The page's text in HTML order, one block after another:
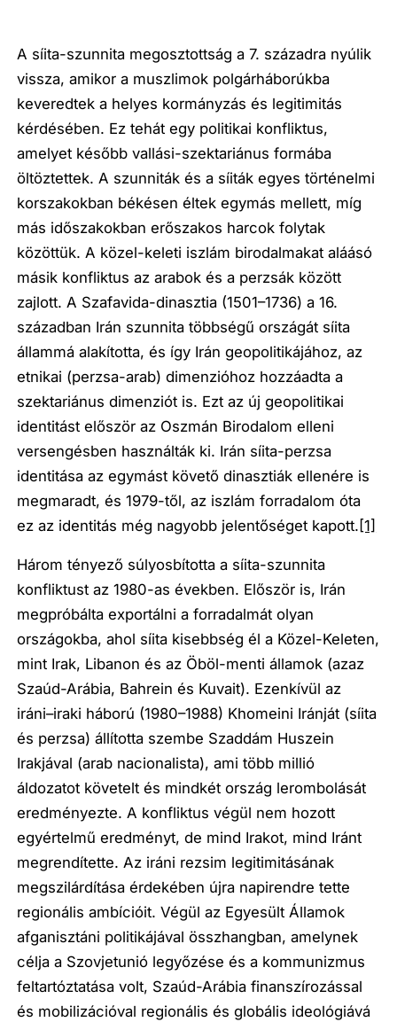
A síita-szunnita megosztottság a 7. századra nyúlik
vissza, amikor a muszlimok polgárháborúkba
keveredtek a helyes kormányzás és legitimitás
kérdésében. Ez tehát egy politikai konfliktus,
amelyet később vallási-szektariánus formába
öltöztettek. A szunniták és a síiták egyes történelmi
korszakokban békésen éltek egymás mellett, míg
más időszakokban erőszakos harcok folytak
közöttük. A közel-keleti iszlám birodalmakat aláásó
másik konfliktus az arabok és a perzsák között
zajlott. A Szafavida-dinasztia (1501–1736) a 16.
században Irán szunnita többségű országát síita
állammá alakította, és így Irán geopolitikájához, az
etnikai (perzsa-arab) dimenzióhoz hozzáadta a
szektariánus dimenziót is. Ezt az új geopolitikai
identitást először az Oszmán Birodalom elleni
versengésben használták ki. Irán síita-perzsa
identitása az egymást követő dinasztiák ellenére is
megmaradt, és 1979-től, az iszlám forradalom óta
ez az identitás még nagyobb jelentőséget kapott. [1]
Három tényező súlyosbította a síita-szunnita
konfliktust az 1980-as években. Először is, Irán
megpróbálta exportálni a forradalmát olyan
országokba, ahol síita kisebbség él a Közel-Keleten,
mint Irak, Libanon és az Öböl-menti államok (azaz
Szaúd-Arábia, Bahrein és Kuvait). Ezenkívül az
iráni–iraki háború (1980–1988) Khomeini Iránját (síita
és perzsa) állította szembe Szaddám Huszein
Irakjával (arab nacionalista), ami több millió
áldozatot követelt és mindkét ország lerombolását
eredményezte. A konfliktus végül nem hozott
egyértelmű eredményt, de mind Irakot, mind Iránt
megrendítette. Az iráni rezsim legitimitásának
megszilárdítása érdekében újra napirendre tette
regionális ambícióit. Végül az Egyesült Államok
afganisztáni politikájával összhangban, amelynek
célja a Szovjetunió legyőzése és a kommunizmus
feltartóztatása volt, Szaúd-Arábia finanszírozással
és mobilizációval regionális és globális ideológiává